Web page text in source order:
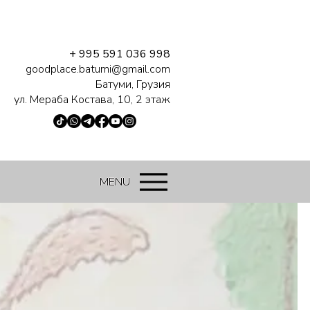
+ 995 591 036 998
goodplace.batumi@gmail.com
Батуми, Грузия
ул. Мераба Костава, 10, 2 этаж
MENU